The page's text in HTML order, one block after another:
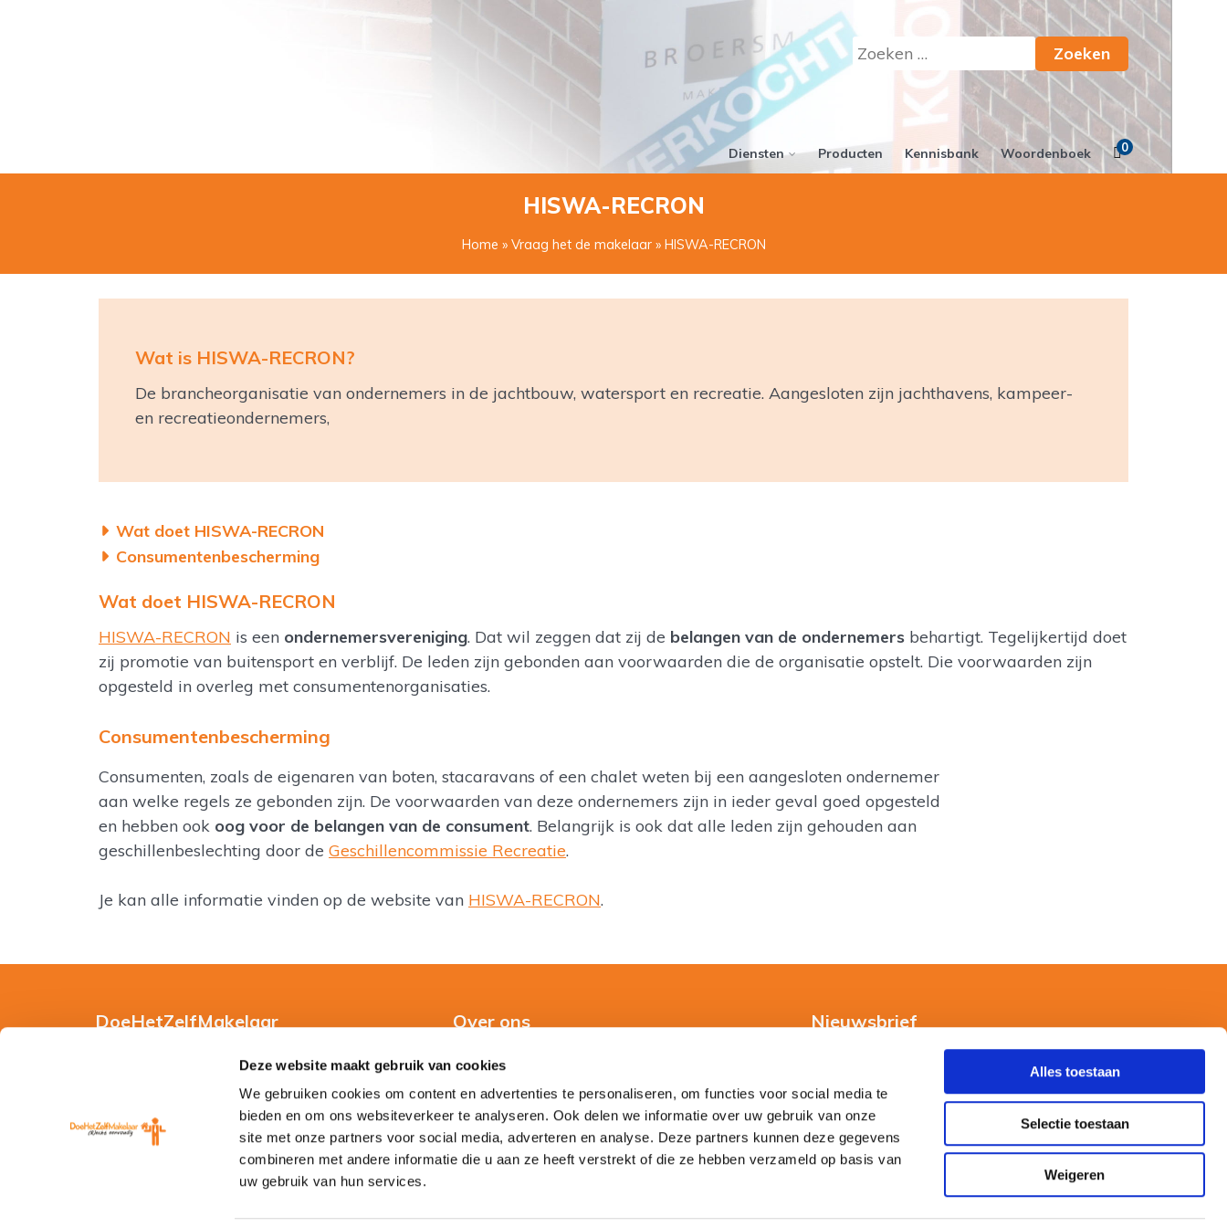
Deze website maakt gebruik van cookies
We gebruiken cookies om content en advertenties te personaliseren, om functies voor social media te
bieden en om ons websiteverkeer te analyseren. Ook delen we informatie over uw gebruik van onze
site met onze partners voor social media, adverteren en analyse. Deze partners kunnen deze gegevens
combineren met andere informatie die u aan ze heeft verstrekt of die ze hebben verzameld op basis van
uw gebruik van hun services.
Alles toestaan
Selectie toestaan
Weigeren
Zoeken
naar:
Diensten Producten Kennisbank Woordenboek 0
HISWA-RECRON
Home » Vraag het de makelaar» HISWA-RECRON
Wat is HISWA-RECRON?
De brancheorganisatie van ondernemers in de jachtbouw, watersport en recreatie. Aangesloten zijn jachthavens, kampeer-
en recreatieondernemers,
Wat doet HISWA-RECRON
Consumentenbescherming
Wat doet HISWA-RECRON
HISWA-RECRON is een ondernemersvereniging. Dat wil zeggen dat zij de belangen van de ondernemers behartigt. Tegelijkertijd doet
zij promotie van buitensport en verblijf. De leden zijn gebonden aan voorwaarden die de organisatie opstelt. Die voorwaarden zijn
opgesteld in overleg met consumentenorganisaties.
Consumentenbescherming
Consumenten, zoals de eigenaren van boten, stacaravans of een chalet weten bij een aangesloten ondernemer
aan welke regels ze gebonden zijn. De voorwaarden van deze ondernemers zijn in ieder geval goed opgesteld
en hebben ook oog voor de belangen van de consument. Belangrijk is ook dat alle leden zijn gehouden aan
geschillenbeslechting door de Geschillencommissie Recreatie.
Je kan alle informatie vinden op de website van HISWA-RECRON.
DoeHetZelfMakelaar
Hoe werkt DoeHetZelfMakelaar?
Privacy en Cookie Verklaring
Over ons
Over ons
Direct contact
Nieuwsbrief